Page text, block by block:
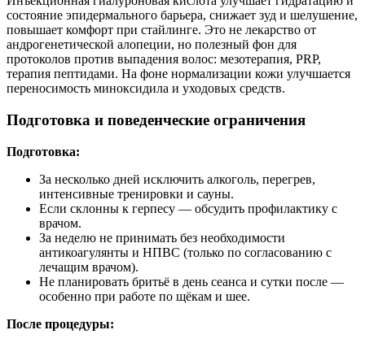
состояние эпидермального барьера, снижает зуд и шелушение,
повышает комфорт при стайлинге. Это не лекарство от
андрогенетической алопеции, но полезный фон для
протоколов против выпадения волос: мезотерапия, PRP,
терапия пептидами. На фоне нормализации кожи улучшается
переносимость миноксидила и уходовых средств.
Подготовка и поведенческие ограничения
Подготовка:
За несколько дней исключить алкоголь, перегрев,
интенсивные тренировки и сауны.
Если склонны к герпесу — обсудить профилактику с
врачом.
За неделю не принимать без необходимости
антикоагулянты и НПВС (только по согласованию с
лечащим врачом).
Не планировать бритьё в день сеанса и сутки после —
особенно при работе по щёкам и шее.
После процедуры: